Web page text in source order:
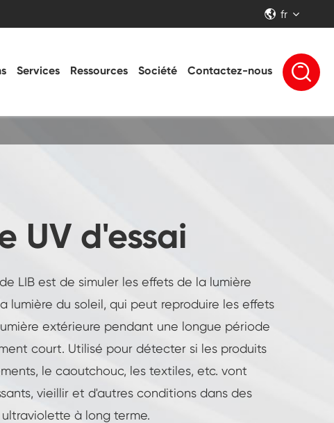
 fr
Services Ressources Société Contactez-nous 
UV d'essai
LIB est de simuler les effets de la lumière
lumière du soleil, qui peut reproduire les effets
extérieure pendant une longue période
court. Utilisé pour détecter si les produits
le caoutchouc, les textiles, etc. vont
vieillir et d'autres conditions dans des
à long terme.